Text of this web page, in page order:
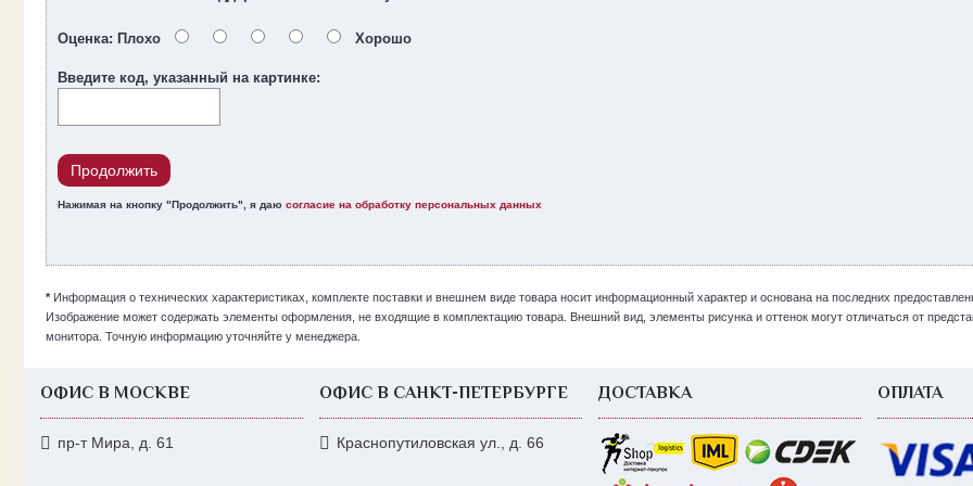
Оценка: Плохо Хорошо
Введите код, указанный на картинке:
Продолжить
Нажимая на кнопку "Продолжить", я даю согласие на обработку персональных данных
* Информация о технических характеристиках, комплекте поставки и внешнем виде товара носит информационный характер и основана на последних
Изображение может содержать элементы оформления, не входящие в комплектацию товара. Внешний вид, элементы рисунка и оттенок могут отличаться от
монитора. Точную информацию уточняйте у менеджера.
ОФИС В МОСКВЕ
пр-т Мира, д. 61
ОФИС В САНКТ-ПЕТЕРБУРГЕ
Краснопутиловская ул., д. 66
ДОСТАВКА ОПЛАТА